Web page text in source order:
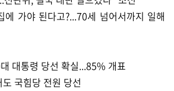
에 가야 된다고?...70세 넘어서까지 일해
대통령 당선 확실...85% 개표
국힘당 전원 당선